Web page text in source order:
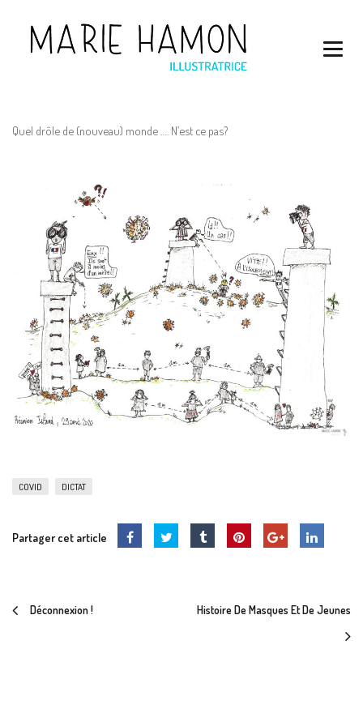
Quel drôle de (nouveau) monde …. N’est ce pas?
COVID DICTAT
Partager cet article
Déconnexion ! Histoire De Masques Et De Jeunes